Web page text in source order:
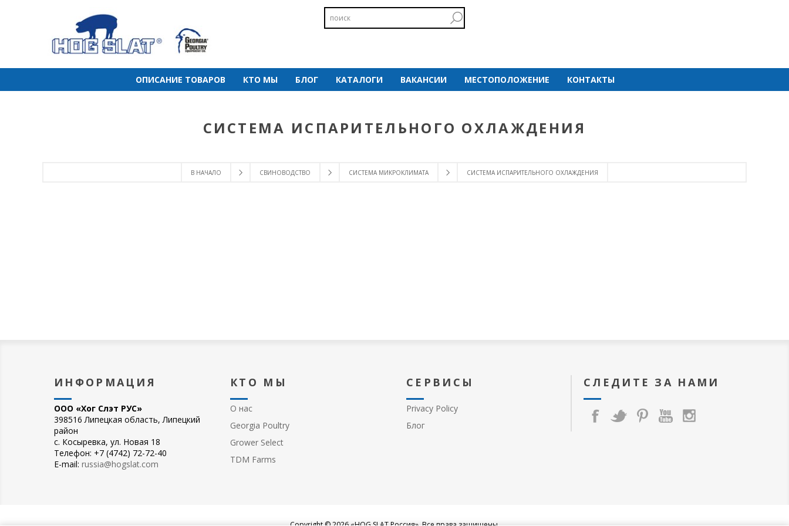
ОПИСАНИЕ ТОВАРОВ КТО МЫ БЛОГ КАТАЛОГИ ВАКАНСИИ МЕСТОПОЛОЖЕНИЕ КОНТАКТЫ
В НАЧАЛО СВИНОВОДСТВО СИСТЕМА МИКРОКЛИМАТА СИСТЕМА ИСПАРИТЕЛЬНОГО ОХЛАЖДЕНИЯ
СИСТЕМА ИСПАРИТЕЛЬНОГО ОХЛАЖДЕНИЯ
ИНФОРМАЦИЯ
ООО «Хог Слэт РУС»
398516 Липецкая область, Липецкий
район
с. Косыревка, ул. Новая 18
Телефон: +7 (4742) 72-72-40
E-mail: russia@hogslat.com
КТО МЫ
О нас
Georgia Poultry
Grower Select
TDM Farms
СЕРВИСЫ
Privacy Policy
Блог
СЛЕДИТЕ ЗА НАМИ